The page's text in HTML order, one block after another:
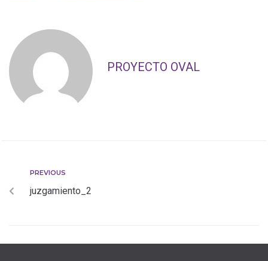
PROYECTO OVAL
PREVIOUS
juzgamiento_2